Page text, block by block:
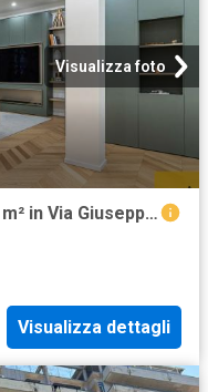
Visualizza foto
Appartamento in vendita di 182 m² in Via Giuseppe La Farina, 13
Visualizza dettagli